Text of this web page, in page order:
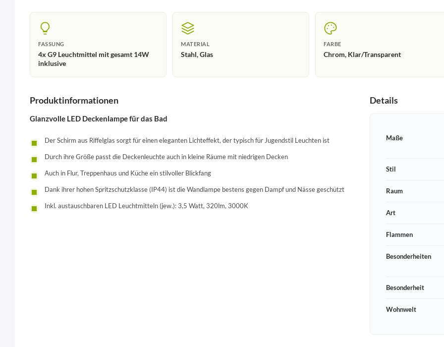
FASSUNG
4x G9 Leuchtmittel mit gesamt 14W
inklusive
MATERIAL
Stahl, Glas
FARBE
Chrom, Klar/Transparent
Produktinformationen
Glanzvolle LED Deckenlampe für das Bad
Der Schirm aus Riffelglas sorgt für einen eleganten Lichteffekt, der typisch für Jugendstil Leuchten ist
Durch ihre Größe passt die Deckenleuchte auch in kleine Räume mit niedrigen Decken
Auch in Flur, Treppenhaus und Küche ein stilvoller Blickfang
Dank ihrer hohen Spritzschutzklasse (IP44) ist die Wandlampe bestens gegen Dampf und Nässe geschützt
Inkl. austauschbaren LED Leuchtmitteln (jew.): 3,5 Watt, 320lm, 3000K
Details
Maße
Stil
Raum
Art
Flammen
Besonderheiten
Besonderheit
Wohnwelt